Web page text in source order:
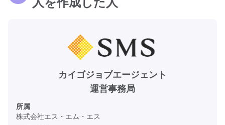
カイゴジョブエージェント
運営事務局
所属
株式会社エス・エム・エス